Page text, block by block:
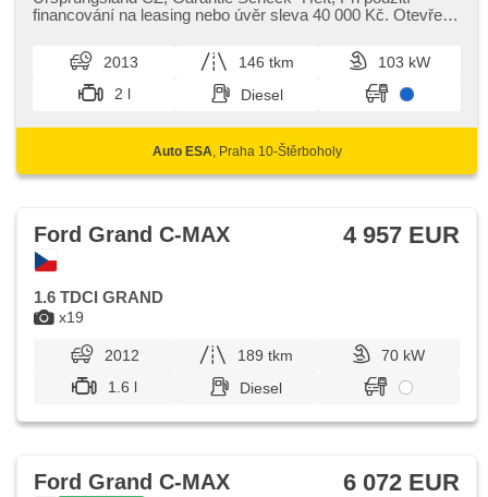
Spiegel, Servolenkung, beheizte Frontscheibe,
Stabilitätsprogramm (ESP), Nebelscheinwerfer, El.
Klappspiegel, Reifendrucksensor, starten per Taste, ABS,
Alarmanlage, isofix, samostmívací zrcátka, Fahrkamera,
Wegfahrsperre, 6x Airbag, asistent jízdy v jízdním pruhu,
financování na leasing nebo úvěr sleva 40 000 Kč. Otevřeno
2013 146 tkm
103 kW
2 l
Diesel
Auto ESA , Praha 10-Štěrboholy
x19
Ford Grand C-MAX 4 957 EUR
1.6 TDCI GRAND
2012 189 tkm
70 kW
1.6 l
Diesel
Ford Grand C-MAX 6 072 EUR